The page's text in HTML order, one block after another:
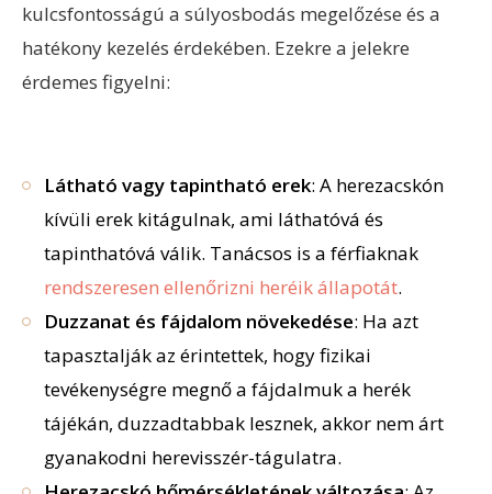
kulcsfontosságú a súlyosbodás megelőzése és a
hatékony kezelés érdekében. Ezekre a jelekre
érdemes figyelni:
Látható vagy tapintható erek: A herezacskón
kívüli erek kitágulnak, ami láthatóvá és
tapinthatóvá válik. Tanácsos is a férfiaknak
rendszeresen ellenőrizni heréik állapotát.
Duzzanat és fájdalom növekedése: Ha azt
tapasztalják az érintettek, hogy fizikai
tevékenységre megnő a fájdalmuk a herék
tájékán, duzzadtabbak lesznek, akkor nem árt
gyanakodni herevisszér-tágulatra.